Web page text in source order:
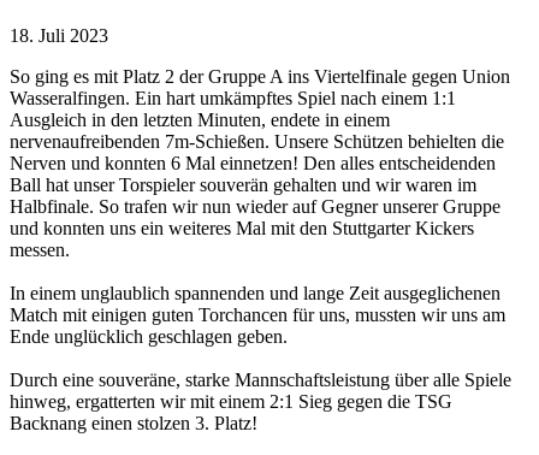
18. Juli 2023
So ging es mit Platz 2 der Gruppe A ins Viertelfinale gegen Union
Wasseralfingen. Ein hart umkämpftes Spiel nach einem 1:1
Ausgleich in den letzten Minuten, endete in einem
nervenaufreibenden 7m-Schießen. Unsere Schützen behielten die
Nerven und konnten 6 Mal einnetzen! Den alles entscheidenden
Ball hat unser Torspieler souverän gehalten und wir waren im
Halbfinale. So trafen wir nun wieder auf Gegner unserer Gruppe
und konnten uns ein weiteres Mal mit den Stuttgarter Kickers
messen.
In einem unglaublich spannenden und lange Zeit ausgeglichenen
Match mit einigen guten Torchancen für uns, mussten wir uns am
Ende unglücklich geschlagen geben.
Durch eine souveräne, starke Mannschaftsleistung über alle Spiele
hinweg, ergatterten wir mit einem 2:1 Sieg gegen die TSG
Backnang einen stolzen 3. Platz!